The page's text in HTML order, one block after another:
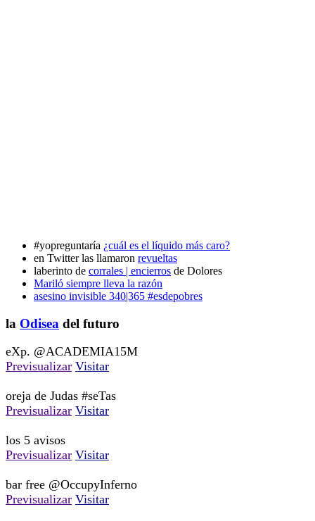
#yopreguntaría ¿cuál es el líquido más caro?
en Twitter las llamaron revueltas
laberinto de corrales | encierros de Dolores
Mariló siempre lleva la razón
asesino invisible 340|365 #esdepobres
la Odisea del futuro
eXp. @ACADEMIA15M
Previsualizar Visitar
oreja de Judas #seTas
Previsualizar Visitar
los 5 avisos
Previsualizar Visitar
bar free @OccupyInferno
Previsualizar Visitar